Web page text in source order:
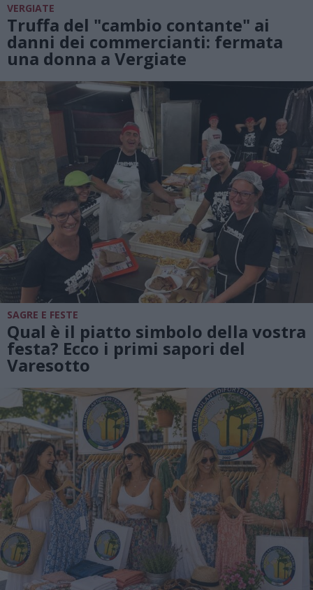
VERGIATE
Truffa del "cambio contante" ai
danni dei commercianti: fermata
una donna a Vergiate
SAGRE E FESTE
Qual è il piatto simbolo della vostra
festa? Ecco i primi sapori del
Varesotto